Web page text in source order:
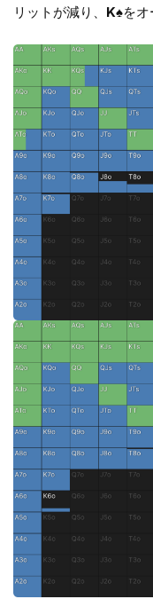
リットが減り、 K♠をオ